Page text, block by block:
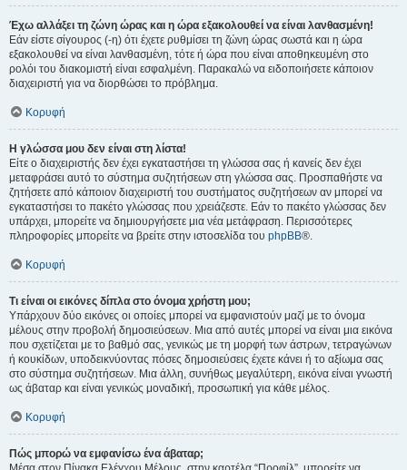
Έχω αλλάξει τη ζώνη ώρας και η ώρα εξακολουθεί να είναι λανθασμένη!
Εάν είστε σίγουρος (-η) ότι έχετε ρυθμίσει τη ζώνη ώρας σωστά και η ώρα
εξακολουθεί να είναι λανθασμένη, τότε ή ώρα που είναι αποθηκευμένη στο
ρολόι του διακομιστή είναι εσφαλμένη. Παρακαλώ να ειδοποιήσετε κάποιον
διαχειριστή για να διορθώσει το πρόβλημα.
Κορυφή
Η γλώσσα μου δεν είναι στη λίστα!
Είτε ο διαχειριστής δεν έχει εγκαταστήσει τη γλώσσα σας ή κανείς δεν έχει
μεταφράσει αυτό το σύστημα συζητήσεων στη γλώσσα σας. Προσπαθήστε να
ζητήσετε από κάποιον διαχειριστή του συστήματος συζητήσεων αν μπορεί να
εγκαταστήσει το πακέτο γλώσσας που χρειάζεστε. Εάν το πακέτο γλώσσας δεν
υπάρχει, μπορείτε να δημιουργήσετε μια νέα μετάφραση. Περισσότερες
πληροφορίες μπορείτε να βρείτε στην ιστοσελίδα του phpBB®.
Κορυφή
Τι είναι οι εικόνες δίπλα στο όνομα χρήστη μου;
Υπάρχουν δύο εικόνες οι οποίες μπορεί να εμφανιστούν μαζί με το όνομα
μέλους στην προβολή δημοσιεύσεων. Μια από αυτές μπορεί να είναι μια εικόνα
που σχετίζεται με το βαθμό σας, γενικώς με τη μορφή των άστρων, τετραγώνων
ή κουκίδων, υποδεικνύοντας πόσες δημοσιεύσεις έχετε κάνει ή το αξίωμα σας
στο σύστημα συζητήσεων. Μια άλλη, συνήθως μεγαλύτερη, εικόνα είναι γνωστή
ως άβαταρ και είναι γενικώς μοναδική, προσωπική για κάθε μέλος.
Κορυφή
Πώς μπορώ να εμφανίσω ένα άβαταρ;